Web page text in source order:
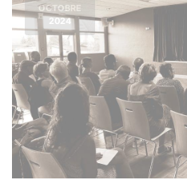
OCTOBRE
2024